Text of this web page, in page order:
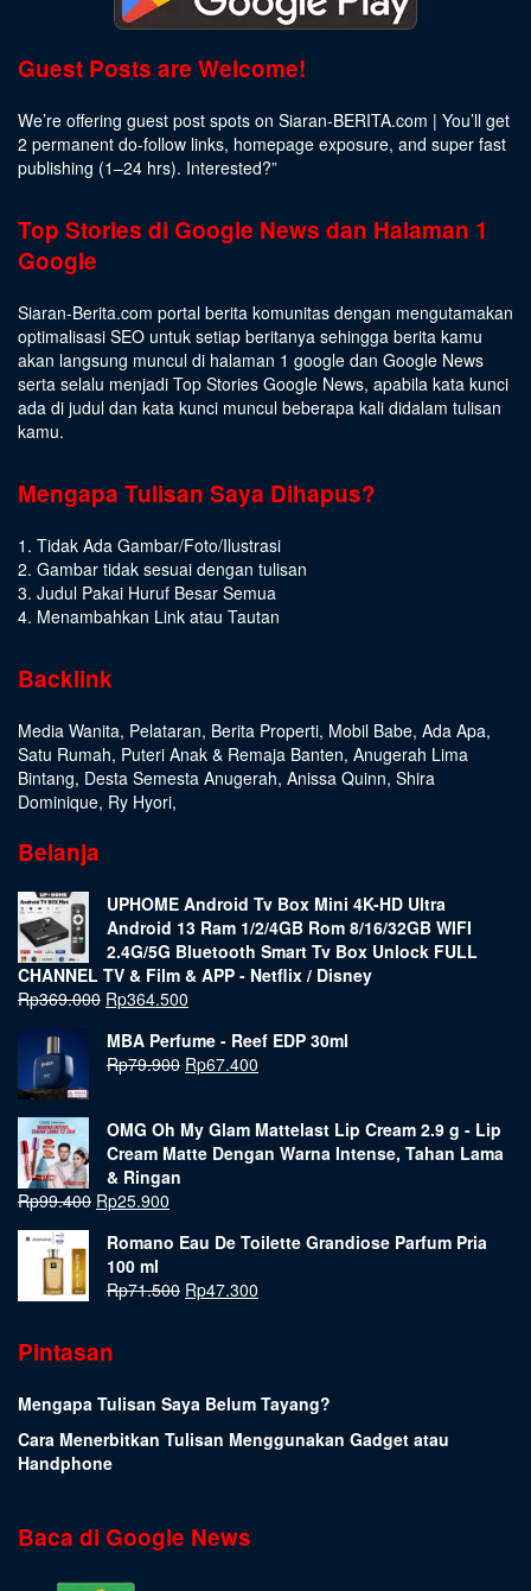
Guest Posts are Welcome!
We’re offering guest post spots on Siaran-BERITA.com | You’ll get
2 permanent do-follow links, homepage exposure, and super fast
publishing (1–24 hrs). Interested?”
Top Stories di Google News dan Halaman 1
Google
Siaran-Berita.com portal berita komunitas dengan mengutamakan
optimalisasi SEO untuk setiap beritanya sehingga berita kamu
akan langsung muncul di halaman 1 google dan Google News
serta selalu menjadi Top Stories Google News, apabila kata kunci
ada di judul dan kata kunci muncul beberapa kali didalam tulisan
kamu.
Mengapa Tulisan Saya Dihapus?
1. Tidak Ada Gambar/Foto/Ilustrasi
2. Gambar tidak sesuai dengan tulisan
3. Judul Pakai Huruf Besar Semua
4. Menambahkan Link atau Tautan
Backlink
Media Wanita, Pelataran, Berita Properti, Mobil Babe, Ada Apa,
Satu Rumah, Puteri Anak & Remaja Banten, Anugerah Lima
Bintang, Desta Semesta Anugerah, Anissa Quinn, Shira
Dominique, Ry Hyori,
Belanja
UPHOME Android Tv Box Mini 4K-HD Ultra
Android 13 Ram 1/2/4GB Rom 8/16/32GB WIFI
2.4G/5G Bluetooth Smart Tv Box Unlock FULL
CHANNEL TV & Film & APP - Netflix / Disney
Rp369.000 Rp364.500
MBA Perfume - Reef EDP 30ml
Rp79.900 Rp67.400
OMG Oh My Glam Mattelast Lip Cream 2.9 g - Lip
Cream Matte Dengan Warna Intense, Tahan Lama
& Ringan
Rp99.400 Rp25.900
Romano Eau De Toilette Grandiose Parfum Pria
100 ml
Rp71.500 Rp47.300
Pintasan
Mengapa Tulisan Saya Belum Tayang?
Cara Menerbitkan Tulisan Menggunakan Gadget atau
Handphone
Baca di Google News